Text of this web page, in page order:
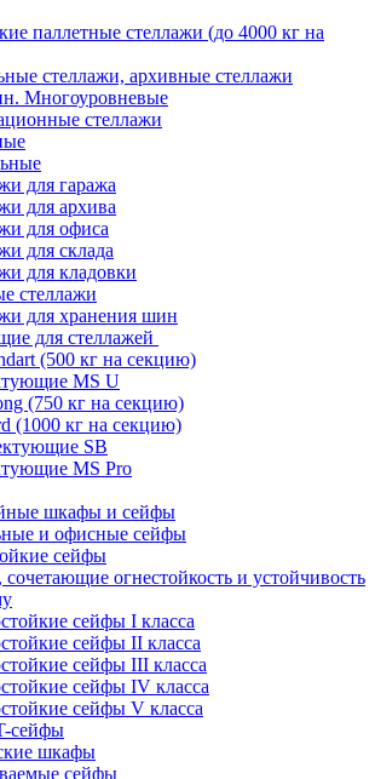
паллетные стеллажи (до 4000 кг на
стеллажи, архивные стеллажи
Многоуровневые
стеллажи
для гаража
для архива
для офиса
для склада
для кладовки
стеллажи
для хранения шин
для стеллажей
(500 кг на секцию)
MS U
(750 кг на секцию)
(1000 кг на секцию)
SB
MS Pro
шкафы и сейфы
и офисные сейфы
сейфы
огнестойкость и устойчивость
сейфы I класса
сейфы II класса
сейфы III класса
сейфы IV класса
сейфы V класса
сейфы
шкафы
сейфы